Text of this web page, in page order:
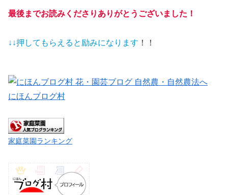
最後までお読みくださりありがとうございました！
↓↓押してもらえると 励みになります ！！
にほんブログ村
家庭菜園ランキング